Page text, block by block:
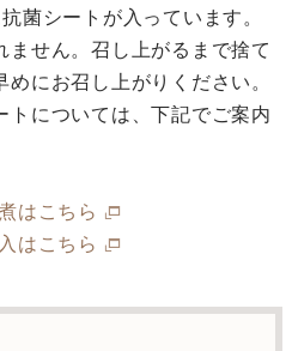
菌シートが入っています。
せん。召し上がるまで捨て
にお召し上がりください。
については、下記でご案内
はこちら
はこちら